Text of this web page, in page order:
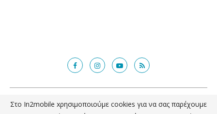
@2018 - in2mobile.gr. All Right Reserved. Designed and developed by
mcde.gr
Στο In2mobile xρησιμοποιούμε cookies για να σας παρέχουμε